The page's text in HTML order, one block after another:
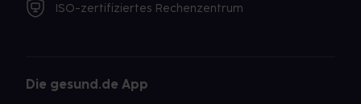
ISO-zertifiziertes Rechenzentrum
Die gesund.de App